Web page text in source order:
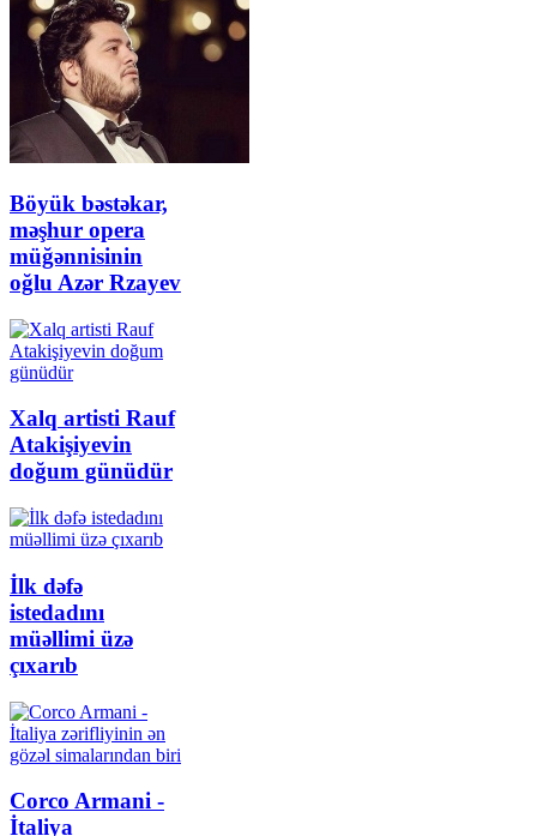
Böyük bəstəkar,
məşhur opera
müğənnisinin
oğlu Azər Rzayev
Xalq artisti Rauf
Atakişiyevin
doğum günüdür
İlk dəfə
istedadını
müəllimi üzə
çıxarıb
Corco Armani -
İtaliya